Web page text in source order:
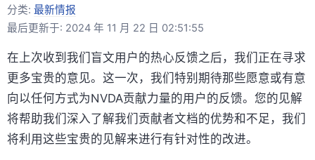
分类: 最新情报
最后更新于: 2024 年 11 月 22 日 02:51:55
在上次收到我们盲文用户的热心反馈之后，我们正在寻求
更多宝贵的意见。这一次，我们特别期待那些愿意或有意
向以任何方式为NVDA贡献力量的用户的反馈。您的见解
将帮助我们深入了解我们贡献者文档的优势和不足，我们
将利用这些宝贵的见解来进行有针对性的改进。